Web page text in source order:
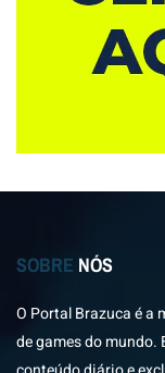
SOBRE NÓS
O Portal Brazuca é a
de games do mundo.